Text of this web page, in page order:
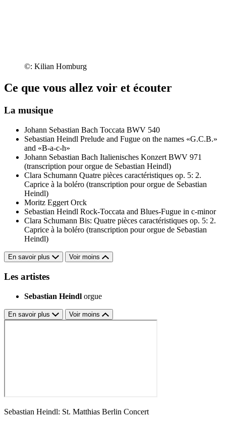
©: Kilian Homburg
Ce que vous allez voir et écouter
La musique
Johann Sebastian Bach Toccata BWV 540
Sebastian Heindl Prelude and Fugue on the names «G.C.B.»
and «B-a-c-h»
Johann Sebastian Bach Italienisches Konzert BWV 971
(transcription pour orgue de Sebastian Heindl)
Clara Schumann Quatre pièces caractéristiques op. 5: 2.
Caprice à la boléro (transcription pour orgue de Sebastian
Heindl)
Moritz Eggert Orck
Sebastian Heindl Rock-Toccata and Blues-Fugue in c-minor
Clara Schumann Bis: Quatre pièces caractéristiques op. 5: 2.
Caprice à la boléro (transcription pour orgue de Sebastian
Heindl)
En savoir plus Voir moins
Les artistes
Sebastian Heindl orgue
En savoir plus Voir moins
Sebastian Heindl: St. Matthias Berlin Concert